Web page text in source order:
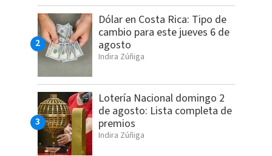
Dólar en Costa Rica: Tipo de
cambio para este jueves 6 de
agosto
Indira Zúñiga
Lotería Nacional domingo 2
de agosto: Lista completa de
premios
Indira Zúñiga